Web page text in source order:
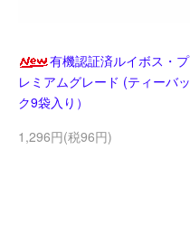
有機認証済ルイボス・プ
レミアムグレード (ティーバッ
ク9袋入り）
1,296円(税96円)